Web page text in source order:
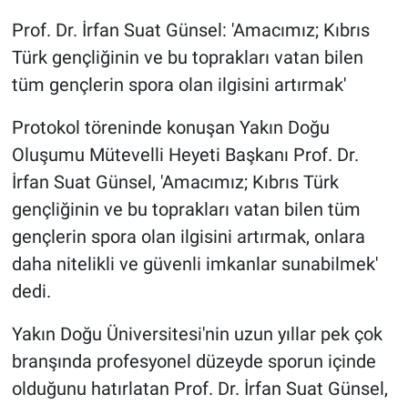
Prof. Dr. İrfan Suat Günsel: 'Amacımız; Kıbrıs
Türk gençliğinin ve bu toprakları vatan bilen
tüm gençlerin spora olan ilgisini artırmak'
Protokol töreninde konuşan Yakın Doğu
Oluşumu Mütevelli Heyeti Başkanı Prof. Dr.
İrfan Suat Günsel, 'Amacımız; Kıbrıs Türk
gençliğinin ve bu toprakları vatan bilen tüm
gençlerin spora olan ilgisini artırmak, onlara
daha nitelikli ve güvenli imkanlar sunabilmek'
dedi.
Yakın Doğu Üniversitesi'nin uzun yıllar pek çok
branşında profesyonel düzeyde sporun içinde
olduğunu hatırlatan Prof. Dr. İrfan Suat Günsel,